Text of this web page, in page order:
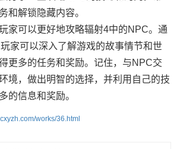
和解锁隐藏内容。
家可以更好地攻略辐射4中的NPC。通
家可以深入了解游戏的故事情节和世
更多的任务和奖励。记住，与NPC交
境，做出明智的选择，并利用自己的技
的信息和奖励。
works/36.html